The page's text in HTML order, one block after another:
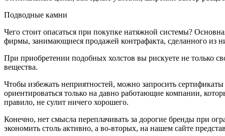
Подводные камни
Чего стоит опасаться при покупке натяжной системы?
фирмы, занимающиеся продажей контрафакта, сделанного из
При приобретении подобных холстов вы рискуете не только
вещества.
Чтобы избежать неприятностей, можно запросить
ориентироваться только на давно работающие компании,
правило, не сулит ничего хорошего.
Конечно, нет смысла переплачивать за дорогие бренды при
экономить столь активно, а во-вторых, на нашем сайте